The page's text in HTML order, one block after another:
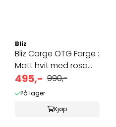
Bliz
Bliz Carge OTG Farge :
Matt hvit med rosa
logo, ...
495,- 990,-
På lager
Kjøp